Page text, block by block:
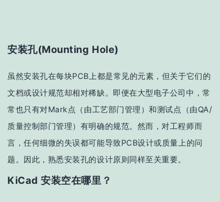
安装孔(Mounting Hole)
虽然安装孔在每块PCB上都是常见的元素，但关于它们的
文档或设计规范却相对稀缺。即便在大型电子公司中，常
常也只有对Mark点（由工艺部门管理）和测试点（由QA/
质量控制部门管理）有明确的规范。然而，对工程师而
言，任何细微的失误都可能导致PCB设计或质量上的问
题。因此，熟悉安装孔的设计原则同样至关重要。
KiCad 安装空在哪里？